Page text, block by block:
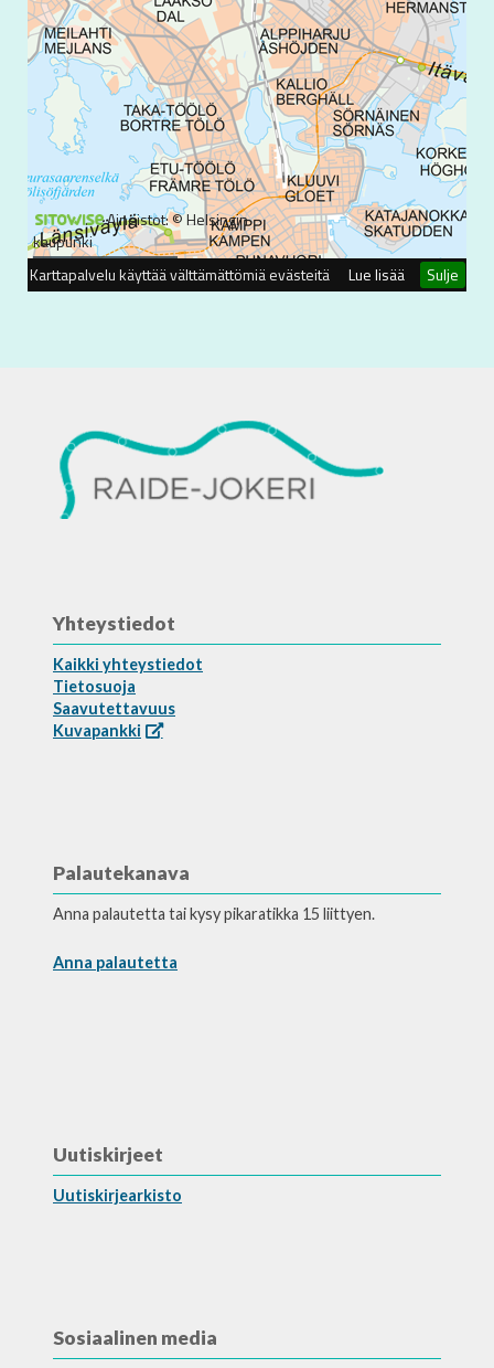
Yhteystiedot
Kaikki yhteystiedot
Tietosuoja
Saavutettavuus
Kuvapankki
Palautekanava
Anna palautetta tai kysy pikaratikka 15 liittyen.
Anna palautetta
Uutiskirjeet
Uutiskirjearkisto
Sosiaalinen media